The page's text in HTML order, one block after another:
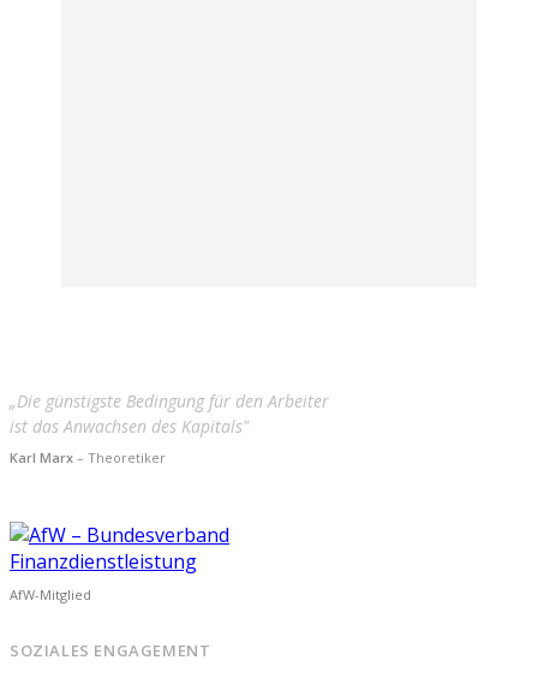
„Die günstigste Bedingung für den Arbeiter
ist das Anwachsen des Kapitals"
Karl Marx – Theoretiker
AfW-Mitglied
SOZIALES ENGAGEMENT